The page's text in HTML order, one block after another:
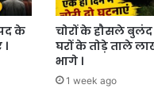
के
चोरों के हौसले बुलंद
घरों के तोड़े ताले
भागे ।
1 week ago